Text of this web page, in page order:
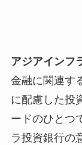
アジアインフ
金融に関連す
に配慮した投
ードのひとつ
ラ投資銀行の